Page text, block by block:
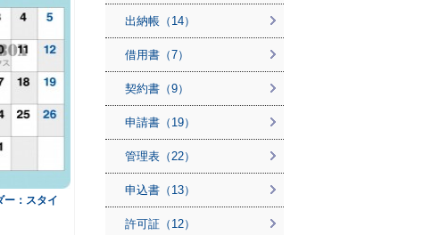
ー：スタイ
出納帳（14）
借用書（7）
契約書（9）
申請書（19）
管理表（22）
申込書（13）
許可証（12）